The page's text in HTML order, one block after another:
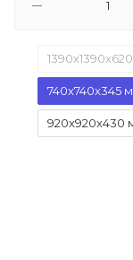
740x740x345
920x920x430